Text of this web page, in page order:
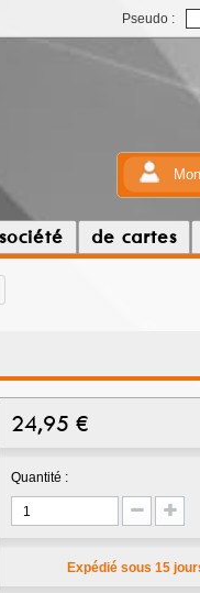
Pseudo :
de cartes
24,95 €
Quantité :
Expédié sous 15